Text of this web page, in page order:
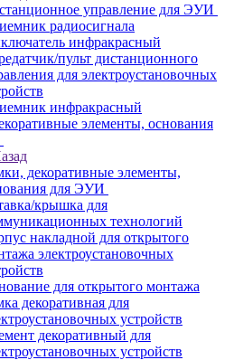
управление для ЭУИ
радиосигнала
инфракрасный
пульт дистанционного
для электроустановочных
инфракрасный
элементы, основания
декоративные элементы,
для ЭУИ
крышка для
технологий
накладной для открытого
электроустановочных
для открытого монтажа
декоративная для
устройств
декоративный для
устройств